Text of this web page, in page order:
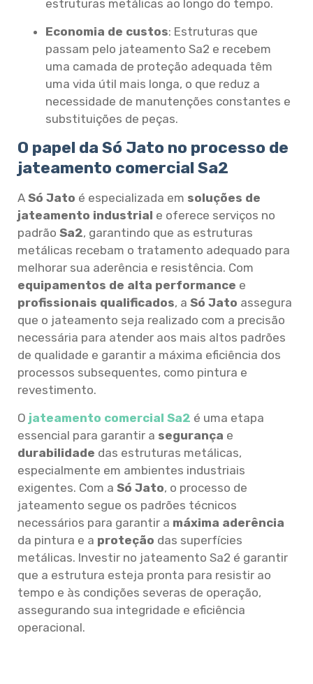
estruturas metálicas ao longo do tempo.
Economia de custos: Estruturas que
passam pelo jateamento Sa2 e recebem
uma camada de proteção adequada têm
uma vida útil mais longa, o que reduz a
necessidade de manutenções constantes e
substituições de peças.
O papel da Só Jato no processo de
jateamento comercial Sa2
A Só Jato é especializada em soluções de
jateamento industrial e oferece serviços no
padrão Sa2, garantindo que as estruturas
metálicas recebam o tratamento adequado para
melhorar sua aderência e resistência. Com
equipamentos de alta performance e
profissionais qualificados, a Só Jato assegura
que o jateamento seja realizado com a precisão
necessária para atender aos mais altos padrões
de qualidade e garantir a máxima eficiência dos
processos subsequentes, como pintura e
revestimento.
O jateamento comercial Sa2 é uma etapa
essencial para garantir a segurança e
durabilidade das estruturas metálicas,
especialmente em ambientes industriais
exigentes. Com a Só Jato, o processo de
jateamento segue os padrões técnicos
necessários para garantir a máxima aderência
da pintura e a proteção das superfícies
metálicas. Investir no jateamento Sa2 é garantir
que a estrutura esteja pronta para resistir ao
tempo e às condições severas de operação,
assegurando sua integridade e eficiência
operacional.